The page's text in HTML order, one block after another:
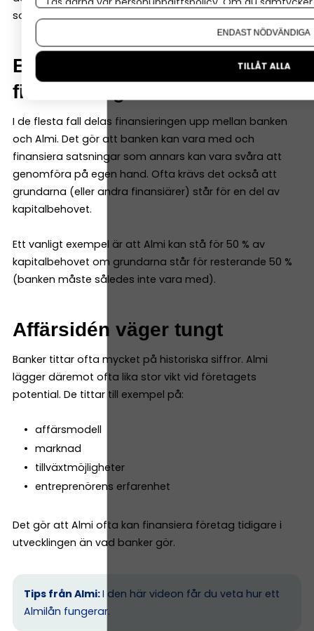
som annars inte hade blivit av.
Banken är ofta med i
finansieringen
I de flesta fall delas finansieringen upp mellan banken
och Almi. Det gör att banken kan vara med och
finansiera satsningar som annars kan vara svåra att
genomföra på egen hand. Ofta krävs det också att
grundarna (eller andra finansiärer) står för en del av
kapitalbehovet.
Ett vanligt exempel är att Almi kan stå för 50 % av
kapitalbehovet om grundarna står för resterande 50 %
(banken måste således inte vara med).
Affärsidén väger tungt
Banker tittar ofta mycket på historiska siffror. Almi
lägger däremot ofta lika stor vikt vid företagets
potential. De tittar till exempel på:
affärsmodell
marknad
tillväxtmöjligheter
entreprenörens erfarenhet
Det gör att Almi ofta kan finansiera företag tidigare i
utvecklingen än vad banker gör.
Tips från Almi:I den här videon får du veta hur ett
Almilån fungerar.
Om du vill ändra ditt val i efterhand hittar du den
ENDAST NÖDVÄNDIGA
TILLÅT ALLA